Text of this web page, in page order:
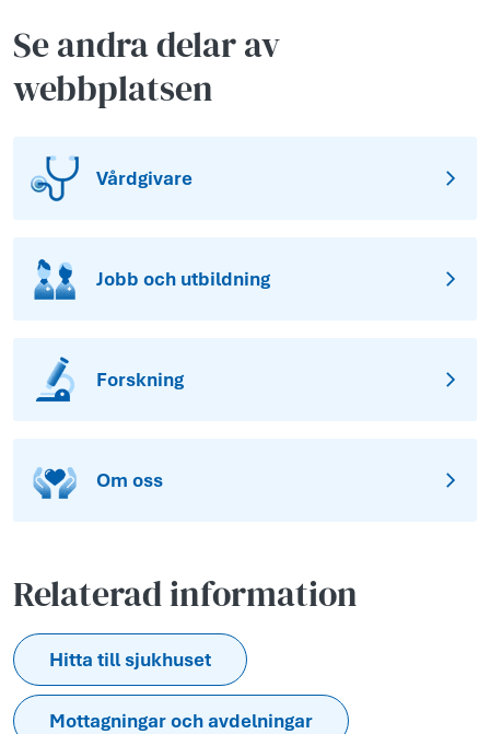
Se andra delar av
webbplatsen
Vårdgivare
Jobb och utbildning
Forskning
Om oss
Relaterad information
Hitta till sjukhuset
Mottagningar och avdelningar